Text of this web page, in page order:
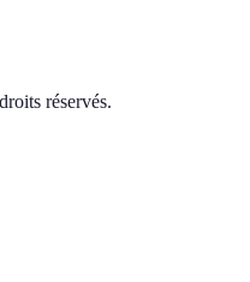
réservés.